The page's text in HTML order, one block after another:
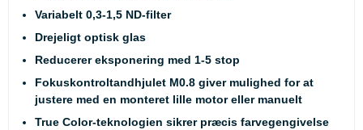
Variabelt 0,3-1,5 ND-filter
Drejeligt optisk glas
Reducerer eksponering med 1-5 stop
Fokuskontroltandhjulet M0.8 giver mulighed for at
justere med en monteret lille motor eller manuelt
True Color-teknologien sikrer præcis farvegengivelse